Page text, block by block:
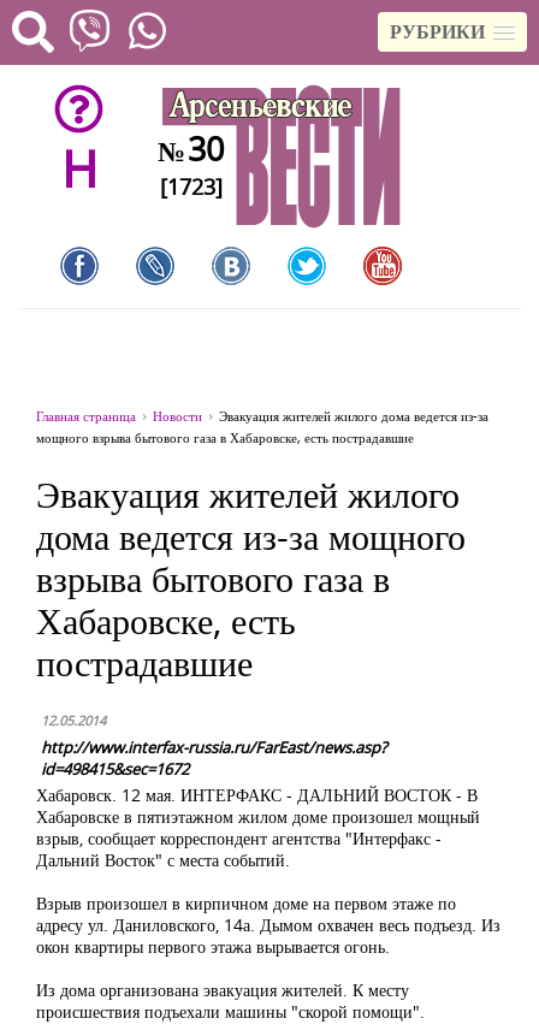
РУБРИКИ
H №30
[1723]
Главная страница Новости
Эвакуация жителей жилого дома ведется из-за
мощного взрыва бытового газа в Хабаровске, есть пострадавшие
Эвакуация жителей жилого
дома ведется из-за мощного
взрыва бытового газа в
Хабаровске, есть
пострадавшие
12.05.2014
http://www.interfax-russia.ru/FarEast/news.asp?
id=498415&sec=1672
Хабаровск. 12 мая. ИНТЕРФАКС - ДАЛЬНИЙ ВОСТОК - В
Хабаровске в пятиэтажном жилом доме произошел мощный
взрыв, сообщает корреспондент агентства "Интерфакс -
Дальний Восток" с места событий.
Взрыв произошел в кирпичном доме на первом этаже по
адресу ул. Даниловского, 14а. Дымом охвачен весь подъезд. Из
окон квартиры первого этажа вырывается огонь.
Из дома организована эвакуация жителей. К месту
происшествия подъехали машины "скорой помощи".